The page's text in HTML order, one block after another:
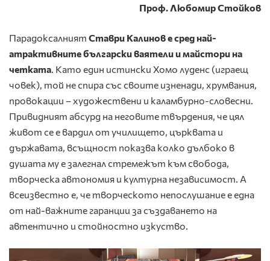
Проф. Любомир Стойков
Парадоксалният Ставри Калинов е сред най-
атрактивните български ваятели и майстори на
четката. Като един истински Хомо луденс (играещ
човек), той не спира със своите изненади, хрумвания,
провокации – художествени и каламбурно-словесни.
Привидният абсурд на неговите твърдения, че цял
живот се е вардил от училището, църквата и
държавата, всъщност показва колко дълбоко в
душата му е залегнал стремежът към свобода,
творческа автономия и културна независимост. А
всеизвестно е, че творческото непослушание е една
от най-важните гаранции за създаването на
автентично и стойностно изкуство.